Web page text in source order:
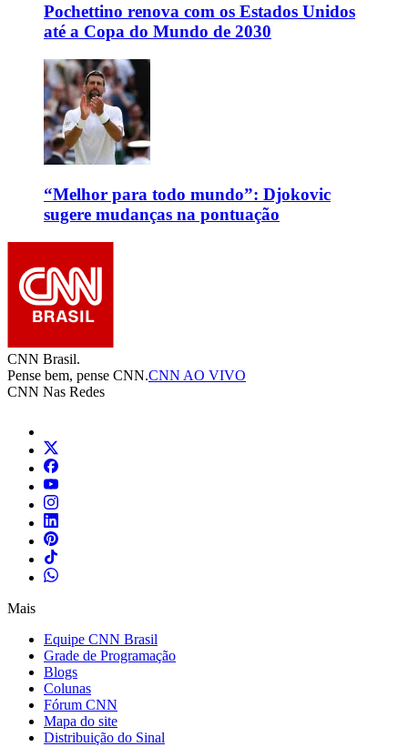
Pochettino renova com os Estados Unidos
até a Copa do Mundo de 2030
“Melhor para todo mundo”: Djokovic
sugere mudanças na pontuação
CNN Brasil.
Pense bem, pense CNN.CNN AO VIVO
CNN Nas Redes
Mais
Equipe CNN Brasil
Grade de Programação
Blogs
Colunas
Fórum CNN
Mapa do site
Distribuição do Sinal